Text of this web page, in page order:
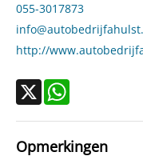
BTW verrekenbaar
Bijtellingspercentage
APK
Kleur interieur
Bekleding
055-3017873
http://
Opmerkingen